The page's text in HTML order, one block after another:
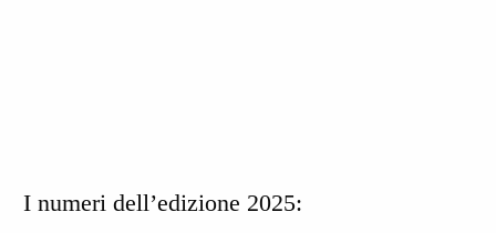
I numeri dell’edizione 2025: